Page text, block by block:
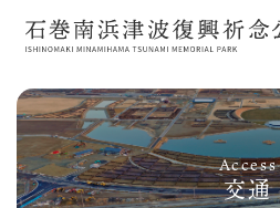
Access
交通